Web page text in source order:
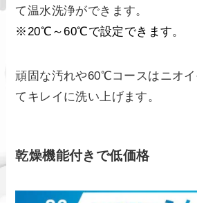
て温水洗浄ができます。
※20℃～60℃で設定できます。
頑固な汚れや60℃コースはニオイ
てキレイに洗い上げます。
乾燥機能付きで低価格